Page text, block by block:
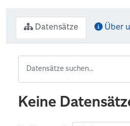
Datensätze Über
Keine